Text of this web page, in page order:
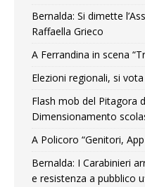
Bernalda: Si dimette
Raffaella Grieco
A Ferrandina in scena
Elezioni regionali, si
Flash mob del Pitagora
Dimensionamento
A Policoro “Genitori,
Bernalda: I Carabinieri
e resistenza a pubblico